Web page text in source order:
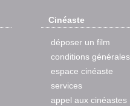
Cinéaste
déposer un film
conditions générales
espace cinéaste
services
appel aux cinéastes